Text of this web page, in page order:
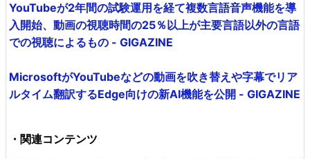
YouTubeが2年間の試験運用を経て複数言語音声機能を導
入開始、動画の視聴時間の25％以上が主要言語以外の言語
での視聴によるもの - GIGAZINE
MicrosoftがYouTubeなどの動画を吹き替えや字幕でリア
ルタイム翻訳するEdge向けの新AI機能を公開 - GIGAZINE
・関連コンテンツ